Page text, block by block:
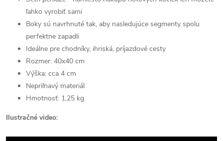
ľahko vyrobiť sami
Boky sú navrhnuté tak, aby nasledujúce segmenty spolu
perfektne zapadli
Ideálne pre chodníky, ihriská, príjazdové cesty
Rozmer: 40x40 cm
Výška: cca 4 cm
Nepriľnavý materiál
Hmotnosť: 1,25 kg
Ilustračné video: